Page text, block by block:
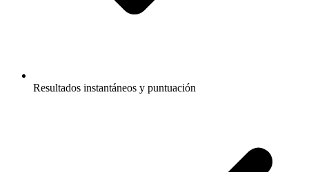
Resultados instantáneos y puntuación